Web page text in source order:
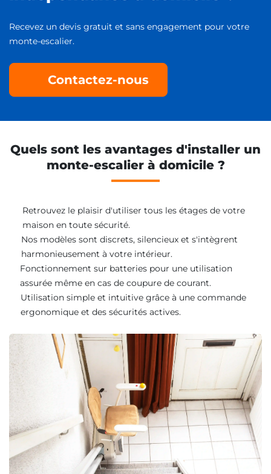
Recevez un devis gratuit et sans engagement pour votre
monte-escalier.
Contactez-nous
Quels sont les avantages d'installer un
monte-escalier à domicile ?
Retrouvez le plaisir d'utiliser tous les étages de votre
maison en toute sécurité.
Nos modèles sont discrets, silencieux et s'intègrent
harmonieusement à votre intérieur.
Fonctionnement sur batteries pour une utilisation
assurée même en cas de coupure de courant.
Utilisation simple et intuitive grâce à une commande
ergonomique et des sécurités actives.